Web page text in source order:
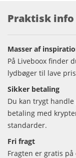
Praktisk info
Masser af
På Liveboox finder
lydbøger til lave
Sikker betaling
Du kan trygt
betaling med
standarder.
Fri fragt
Fragten er gratis